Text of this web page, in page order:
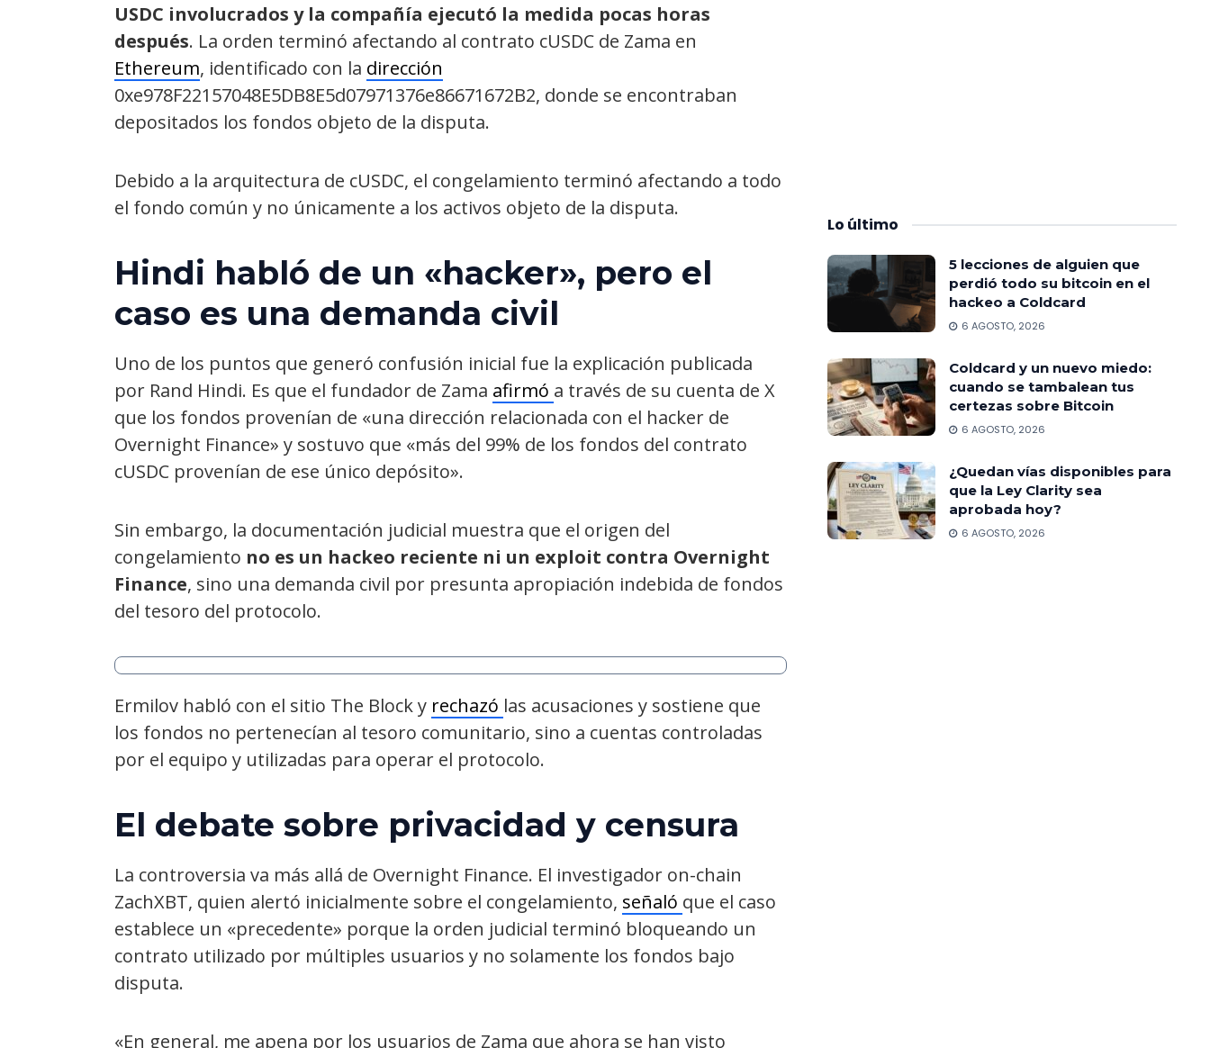
USDC involucrados y la compañía ejecutó la medida pocas horas
después. La orden terminó afectando al contrato cUSDC de Zama en
Ethereum, identificado con la dirección
0xe978F22157048E5DB8E5d07971376e86671672B2, donde se encontraban
depositados los fondos objeto de la disputa.
Debido a la arquitectura de cUSDC, el congelamiento terminó afectando a todo
el fondo común y no únicamente a los activos objeto de la disputa.
Hindi habló de un «hacker», pero el
caso es una demanda civil
Uno de los puntos que generó confusión inicial fue la explicación publicada
por Rand Hindi. Es que el fundador de Zama afirmó a través de su cuenta de X
que los fondos provenían de «una dirección relacionada con el hacker de
Overnight Finance» y sostuvo que «más del 99% de los fondos del contrato
cUSDC provenían de ese único depósito».
Sin embargo, la documentación judicial muestra que el origen del
congelamiento no es un hackeo reciente ni un exploit contra Overnight
Finance, sino una demanda civil por presunta apropiación indebida de fondos
del tesoro del protocolo.
Ermilov habló con el sitio The Block y rechazó las acusaciones y sostiene que
los fondos no pertenecían al tesoro comunitario, sino a cuentas controladas
por el equipo y utilizadas para operar el protocolo.
El debate sobre privacidad y censura
La controversia va más allá de Overnight Finance. El investigador on-chain
ZachXBT, quien alertó inicialmente sobre el congelamiento, señaló que el caso
establece un «precedente» porque la orden judicial terminó bloqueando un
contrato utilizado por múltiples usuarios y no solamente los fondos bajo
disputa.
«En general, me apena por los usuarios de Zama que ahora se han visto
Lo último
5 lecciones de alguien que
perdió todo su bitcoin en el
hackeo a Coldcard
6 AGOSTO, 2026
Coldcard y un nuevo miedo:
cuando se tambalean tus
certezas sobre Bitcoin
6 AGOSTO, 2026
¿Quedan vías disponibles para
que la Ley Clarity sea
aprobada hoy?
6 AGOSTO, 2026